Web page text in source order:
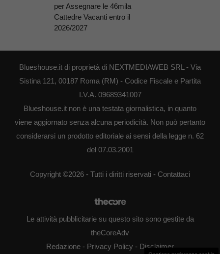
per Assegnare le 46mila
Cattedre Vacanti entro il
2026/2027
Blueshouse.it di proprietà di NEXTMEDIAWEB SRL - Via
Sistina 121, 00187 Roma (RM) - Codice Fiscale e Partita
I.V.A. 09689341007
Blueshouse.it non è una testata giornalistica, in quanto
viene aggiornato senza alcuna periodicità. Non può pertanto
considerarsi un prodotto editoriale ai sensi della legge n. 62
del 07.03.2001
Copyright ©2026 - Tutti i diritti riservati - Contattaci
Le attività pubblicitarie su questo sito sono gestite da
theCoreAdv
Redazione - Privacy Policy - Disclaimer